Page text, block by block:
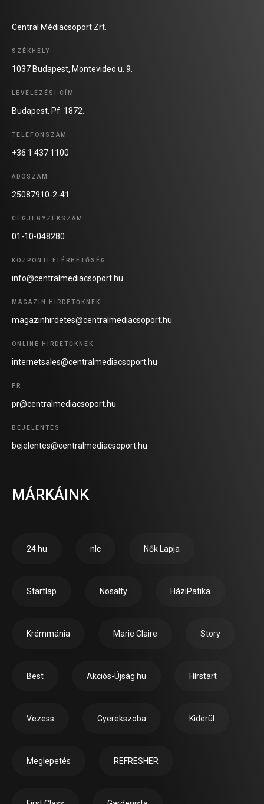
Central Médiacsoport Zrt.
SZÉKHELY
1037 Budapest, Montevideo u. 9.
LEVELEZÉSI CÍM
Budapest, Pf. 1872.
TELEFONSZÁM
+36 1 437 1100
ADÓSZÁM
25087910-2-41
CÉGJEGYZÉKSZÁM
01-10-048280
KÖZPONTI ELÉRHETŐSÉG
info@centralmediacsoport.hu
MAGAZIN HIRDETŐKNEK
magazinhirdetes@centralmediacsoport.hu
ONLINE HIRDETŐKNEK
internetsales@centralmediacsoport.hu
PR
pr@centralmediacsoport.hu
BEJELENTÉS
bejelentes@centralmediacsoport.hu
MÁRKÁINK
24.hu nlc Nők Lapja
Startlap Nosalty HáziPatika
Krémmánia Marie Claire Story
Best Akciós-Újság.hu Hírstart
Vezess Gyerekszoba Kiderül
Meglepetés REFRESHER